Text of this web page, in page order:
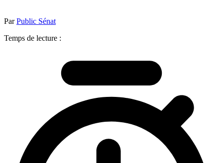
ParPublic Sénat
Temps de lecture :